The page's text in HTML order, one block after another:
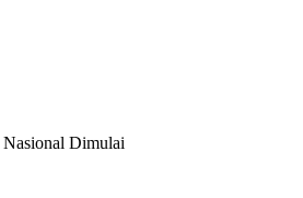
Dimulai